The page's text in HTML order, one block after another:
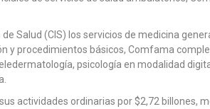
Salud (CIS) los servicios de medicina
y procedimientos básicos, Comfama
psicología en modalidad
actividades ordinarias por $2,72 billones,